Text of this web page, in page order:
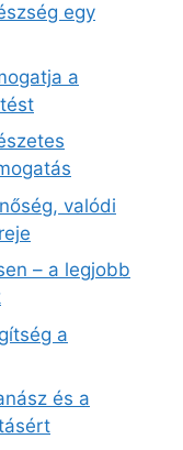
egy
a
valódi
– a legjobb
a
és a